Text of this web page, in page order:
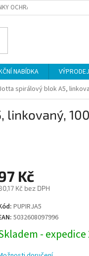
OCHRANY OSOBNÍCH ÚDAJŮ
NABÍDKA VÝPRODEJ
spirálový blok A5,
linkovaný,
Kč
Kč bez DPH
PUPIRJA5
5032608097996
-